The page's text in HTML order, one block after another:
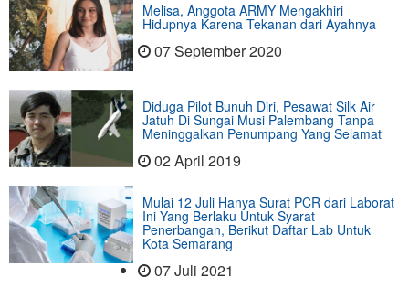
Melisa, Anggota ARMY Mengakhiri
Hidupnya Karena Tekanan dari Ayahnya
07 September 2020
Diduga Pilot Bunuh Diri, Pesawat Silk Air
Jatuh Di Sungai Musi Palembang Tanpa
Meninggalkan Penumpang Yang Selamat
02 April 2019
Mulai 12 Juli Hanya Surat PCR dari Laborat
Ini Yang Berlaku Untuk Syarat
Penerbangan, Berikut Daftar Lab Untuk
Kota Semarang
07 Juli 2021